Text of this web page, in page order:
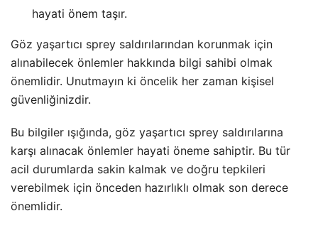
hayati önem taşır.
Göz yaşartıcı sprey saldırılarından korunmak için
alınabilecek önlemler hakkında bilgi sahibi olmak
önemlidir. Unutmayın ki öncelik her zaman kişisel
güvenliğinizdir.
Bu bilgiler ışığında, göz yaşartıcı sprey saldırılarına
karşı alınacak önlemler hayati öneme sahiptir. Bu tür
acil durumlarda sakin kalmak ve doğru tepkileri
verebilmek için önceden hazırlıklı olmak son derece
önemlidir.